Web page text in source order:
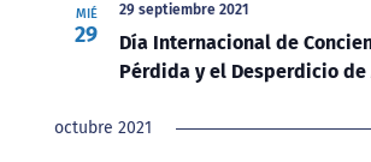
MIÉ
29
29 septiembre 2021
Día Internacional de
Pérdida y el Desperdicio
octubre 2021